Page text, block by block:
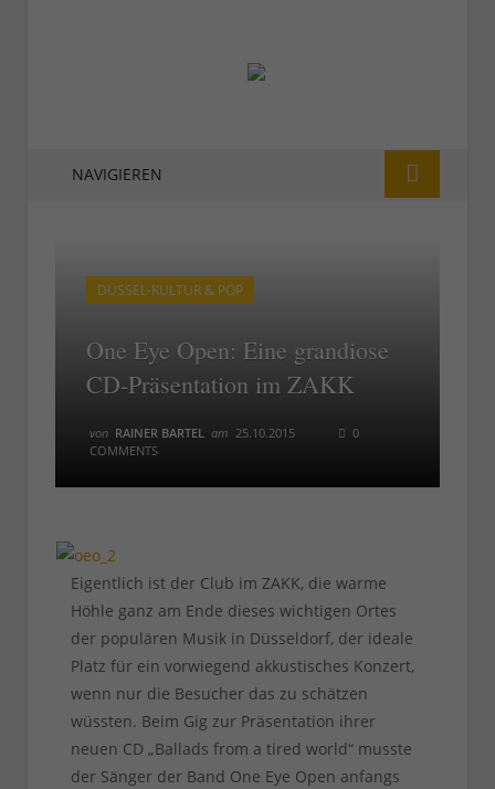
NAVIGIEREN
DÜSSEL-KULTUR & POP
One Eye Open: Eine grandiose
CD-Präsentation im ZAKK
von RAINER BARTEL am 25.10.2015
0
COMMENTS
Eigentlich ist der Club im ZAKK, die warme
Höhle ganz am Ende dieses wichtigen Ortes
der populären Musik in Düsseldorf, der ideale
Platz für ein vorwiegend akkustisches Konzert,
wenn nur die Besucher das zu schätzen
wüssten. Beim Gig zur Präsentation ihrer
neuen CD „Ballads from a tired world“ musste
der Sänger der Band One Eye Open anfangs